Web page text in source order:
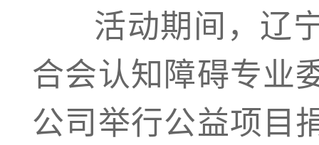
活动期间，辽宁
合会认知障碍专业
公司举行公益项目